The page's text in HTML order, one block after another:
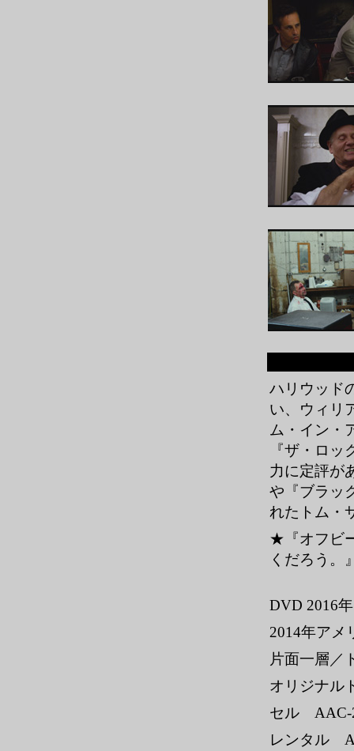
ハリウッド
い、ウィリ
ム・イン・
『ザ・ロ
力に定評が
や『ブラッ
れたトム・
★『オフビ
くだろう。
DVD 2016
2014年アメ
片面一層／
オリジナル
セル AAC-
レンタル